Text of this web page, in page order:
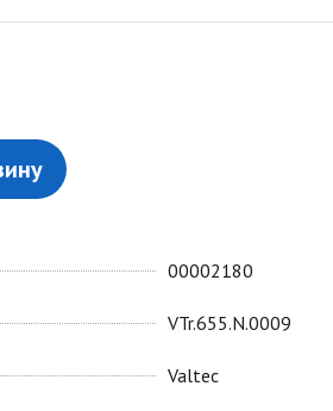
00002180
VTr.655.N.0009
Valtec